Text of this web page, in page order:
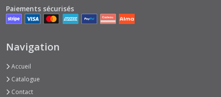
Paiements sécurisés
Navigation
Accueil
Catalogue
Contact